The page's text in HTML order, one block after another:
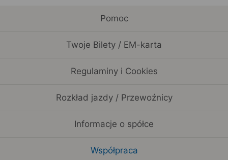
Pomoc
Twoje Bilety / EM-karta
Regulaminy i Cookies
Rozkład jazdy / Przewoźnicy
Informacje o spółce
Współpraca